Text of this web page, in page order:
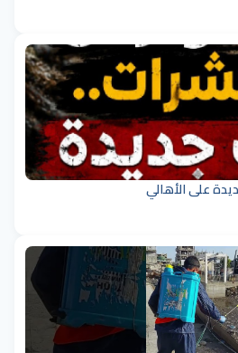
على الأهالي